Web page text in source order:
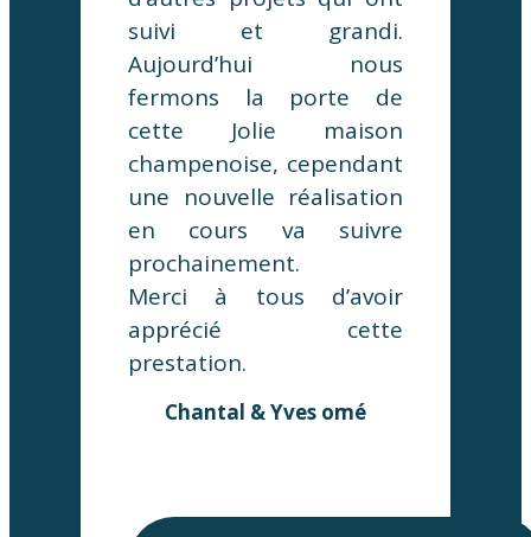
suivi et grandi.
Aujourd’hui nous
fermons la porte de
cette Jolie maison
champenoise, cependant
une nouvelle réalisation
en cours va suivre
prochainement.
Merci à tous d’avoir
apprécié cette
prestation.
Chantal & Yves omé